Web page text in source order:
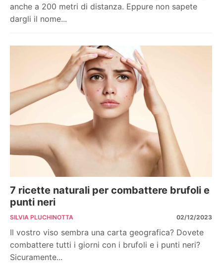
anche a 200 metri di distanza. Eppure non sapete
dargli il nome...
7 ricette naturali per combattere brufoli e
punti neri
SILVIA PLUCHINOTTA 02/12/2023
Il vostro viso sembra una carta geografica? Dovete
combattere tutti i giorni con i brufoli e i punti neri?
Sicuramente...